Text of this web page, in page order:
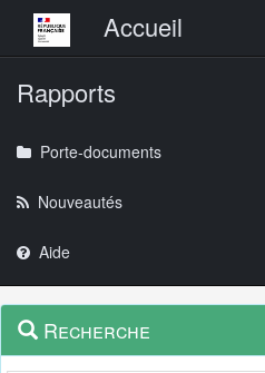
Menu principalAccueil
Rapports
Porte-documents
Nouveautés
Aide
Navigation
outils
Menu
contextuel
Recherche